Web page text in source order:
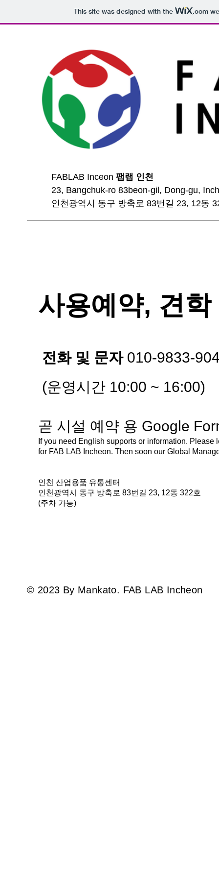
This site was designed with the .com
FABLAB Inceon 팹랩 인천
23, Bangchuk-ro 83beon-gil, Dong-gu,
인천광역시 동구 방축로 83번길 23, 12동
사용예약, 견
전화 및 문자 010-9833-
(운영시간 10:00 ~ 16:00)
곧 시설 예약 용 Google
If you need English supports or information.
for FAB LAB Incheon. Then soon our Global
인천 산업용품 유통센터
​인천광역시 동구 방축로 83번길 23, 12동 322호
​(주차 가능)
© 2023 By Mankato. FAB LAB Incheon